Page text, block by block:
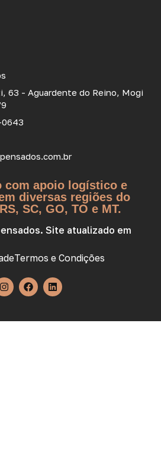
63 - Aguardente do Reino, Mogi
com apoio logístico e
diversas regiões do
SC, GO, TO e MT.
Site atualizado em
Termos e Condições